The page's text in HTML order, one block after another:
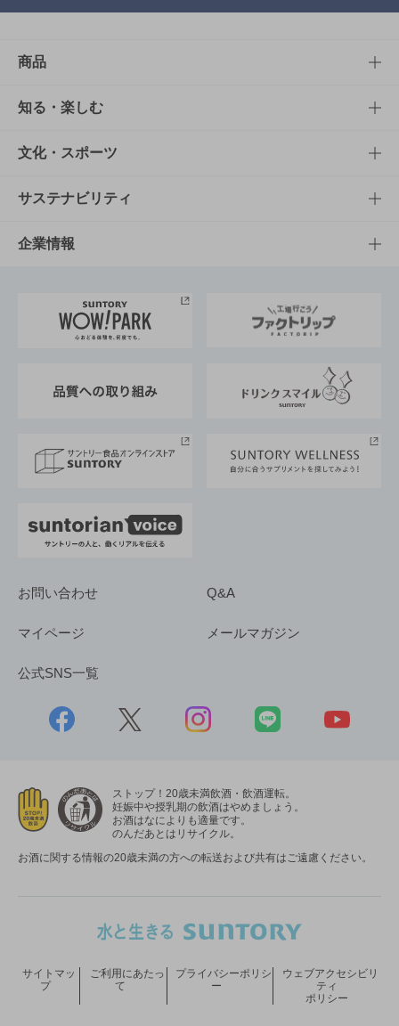
商品
商品TOP
商品一覧
商品発売情報
栄養成分一覧
知る・楽しむ
知る・楽しむTOP
キャンペーン
工場見学
地域情報
文化・スポーツ
文化・スポーツTOP
サントリーホール
サントリーサンバーズ大阪
サステナビリティ
サステナビリティTOP
サントリーが考えるサステナビリティ経営
企業情報
企業概要
採用情報
お問い合わせ Q&A
マイページ メールマガジン
公式SNS一覧
ストップ！20歳未満飲酒・飲酒運転。
妊娠中や授乳期の飲酒はやめましょう。
お酒はなによりも適量です。
のんだあとはリサイクル。
お酒に関する情報の20歳未満の方への転送および共有はご遠慮ください。
サイトマッ
プ
ご利用にあたっ
て
プライバシーポリシ
ー
ウェブアクセシビリ
ティ
ポリシー